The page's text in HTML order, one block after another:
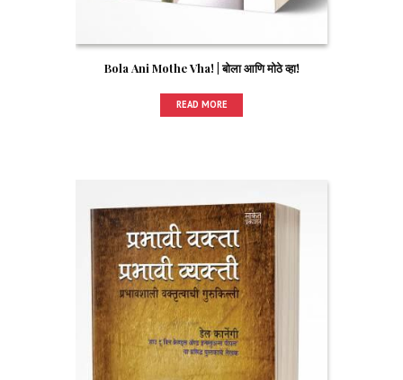
Bola Ani Mothe Vha! | बोला आणि मोठे व्हा!
READ MORE